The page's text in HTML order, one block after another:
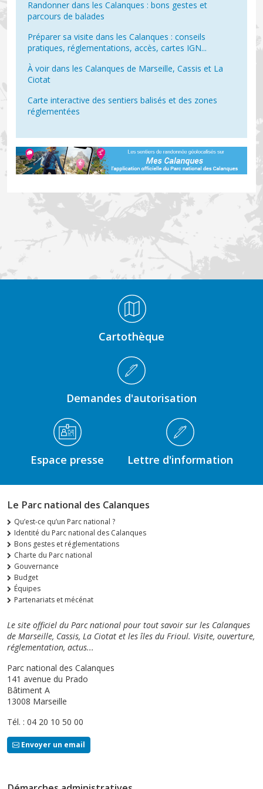
Randonner dans les Calanques : bons gestes et
parcours de balades
Préparer sa visite dans les Calanques : conseils
pratiques, réglementations, accès, cartes IGN...
À voir dans les Calanques de Marseille, Cassis et La
Ciotat
Carte interactive des sentiers balisés et des zones
réglementées
Cartothèque
Demandes d'autorisation
Espace presse Lettre d'information
Le Parc national des Calanques
Qu’est-ce qu’un Parc national ?
Identité du Parc national des Calanques
Bons gestes et réglementations
Charte du Parc national
Gouvernance
Budget
Équipes
Partenariats et mécénat
Le site officiel du Parc national pour tout savoir sur les Calanques
de Marseille, Cassis, La Ciotat et les îles du Frioul. Visite, ouverture,
réglementation, actus...
Parc national des Calanques
141 avenue du Prado
Bâtiment A
13008 Marseille
Tél. : 04 20 10 50 00
Envoyer un email